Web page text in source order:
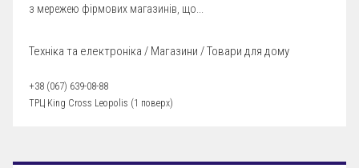
з мережею фірмових магазинів, що...
Техніка та електроніка / Магазини / Товари для дому
+38 (067) 639-08-88
ТРЦ King Cross Leopolis (1 поверх)